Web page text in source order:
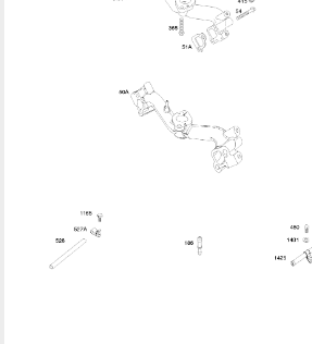
фильтр 295447-0138-E9
Увеличить